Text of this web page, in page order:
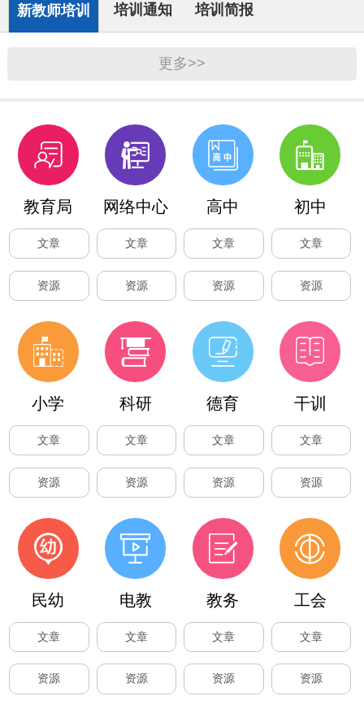
新教师培训 培训通知 培训简报
更多>>
教育局
文章
资源
网络中心
文章
资源
高中
文章
资源
初中
文章
资源
小学
文章
资源
科研
文章
资源
德育
文章
资源
干训
文章
资源
民幼
文章
资源
电教
文章
资源
教务
文章
资源
工会
文章
资源